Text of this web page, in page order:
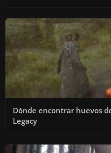
Dónde encontrar huevos
Legacy